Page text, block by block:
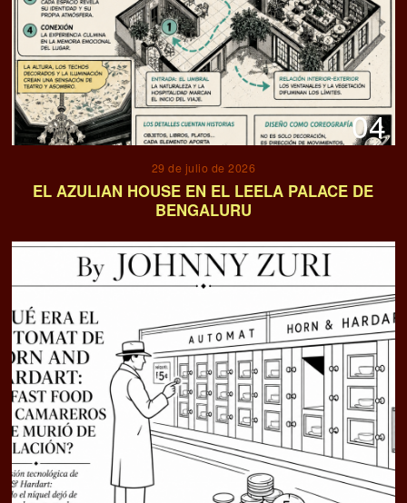
04
29 de julio de 2026
EL AZULIAN HOUSE EN EL LEELA PALACE DE
BENGALURU